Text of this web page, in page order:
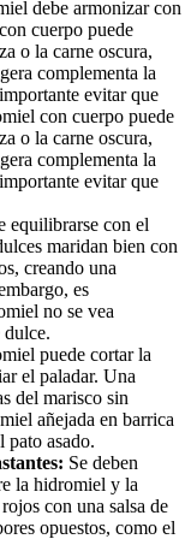
debe armonizar con
cuerpo puede
o la carne oscura,
complementa la
evitar que
con cuerpo puede
o la carne oscura,
complementa la
evitar que
equilibrarse con el
maridan bien con
creando una
es
no se vea
dulce.
puede cortar la
el paladar. Una
del marisco sin
añejada en barrica
pato asado.
Se deben
la hidromiel y la
con una salsa de
opuestos, como el